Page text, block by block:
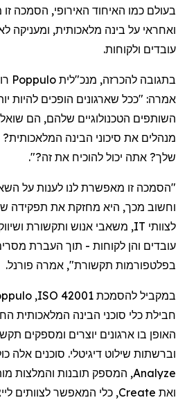
בעולם כמו האיחוד האירופי, הסמכה זו
ואחראי על בינה מלאכותית, ומעניקה
עובדים ולקוחות.
בתגובה להכרזה, מנכ"לית Poppulo
אמרה: "ככל שארגונים הופכים להיות
השותפים הטכנולוגיים שלהם, הם
מנהלים את סיכוני הבינה המלאכותית?
שלך? אתה יכול להוכיח את זה?".
"הסמכה זו מאפשרת לנו לענות על
וחשוב מכך, היא מחזקת את תפקידה
לצוותי
משאבי אנוש ותקשורת
עובדים והן לקוחות - תוך העברת
בפלטפורמות תקשורת", אמרה פורנל.
במקביל להסמכת ISO 42001
,
חבילת כלי סוכני הבינה המלאכותית
האופן בו ארגונים יוצרים ומספקים
וברשתות שילוט דיגיטלי. סוכנים אלה
Analyze
, המספק תובנות והמלצות
ואת Create
, כלי המאפשר לצוותים